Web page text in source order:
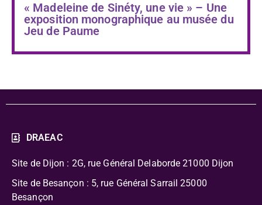
« Madeleine de Sinéty, une vie » – Une
exposition monographique au musée du
Jeu de Paume
DRAEAC
Site de Dijon : 2G, rue Général Delaborde 21000 Dijon
Site de Besançon : 5, rue Général Sarrail 25000
Besançon